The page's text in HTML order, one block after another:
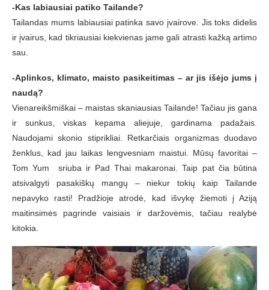
-Kas labiausiai patiko Tailande?
Tailandas mums labiausiai patinka savo įvairove. Jis toks didelis
ir įvairus, kad tikriausiai kiekvienas jame gali atrasti kažką artimo
sau.
-Aplinkos, klimato, maisto pasikeitimas – ar jis išėjo jums į
naudą?
Vienareikšmiškai – maistas skaniausias Tailande! Tačiau jis gana
ir sunkus, viskas kepama aliejuje, gardinama padažais.
Naudojami skonio stiprikliai. Retkarčiais organizmas duodavo
ženklus, kad jau laikas lengvesniam maistui. Mūsų favoritai –
Tom Yum sriuba ir Pad Thai makaronai. Taip pat čia būtina
atsivalgyti pasakiškų mangų – niekur tokių kaip Tailande
nepavyko rasti! Pradžioje atrodė, kad išvykę žiemoti į Aziją
maitinsimės pagrinde vaisiais ir daržovėmis, tačiau realybė
kitokia.